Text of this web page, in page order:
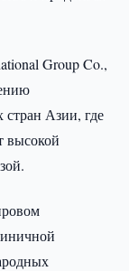
Group Co.,
стран Азии, где
высокой